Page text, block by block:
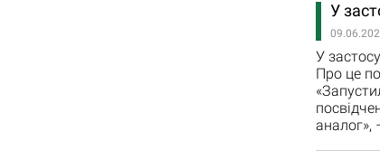
У
У
Про це
аналог»,